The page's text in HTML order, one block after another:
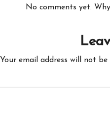
No comments yet.
Your email address will not be